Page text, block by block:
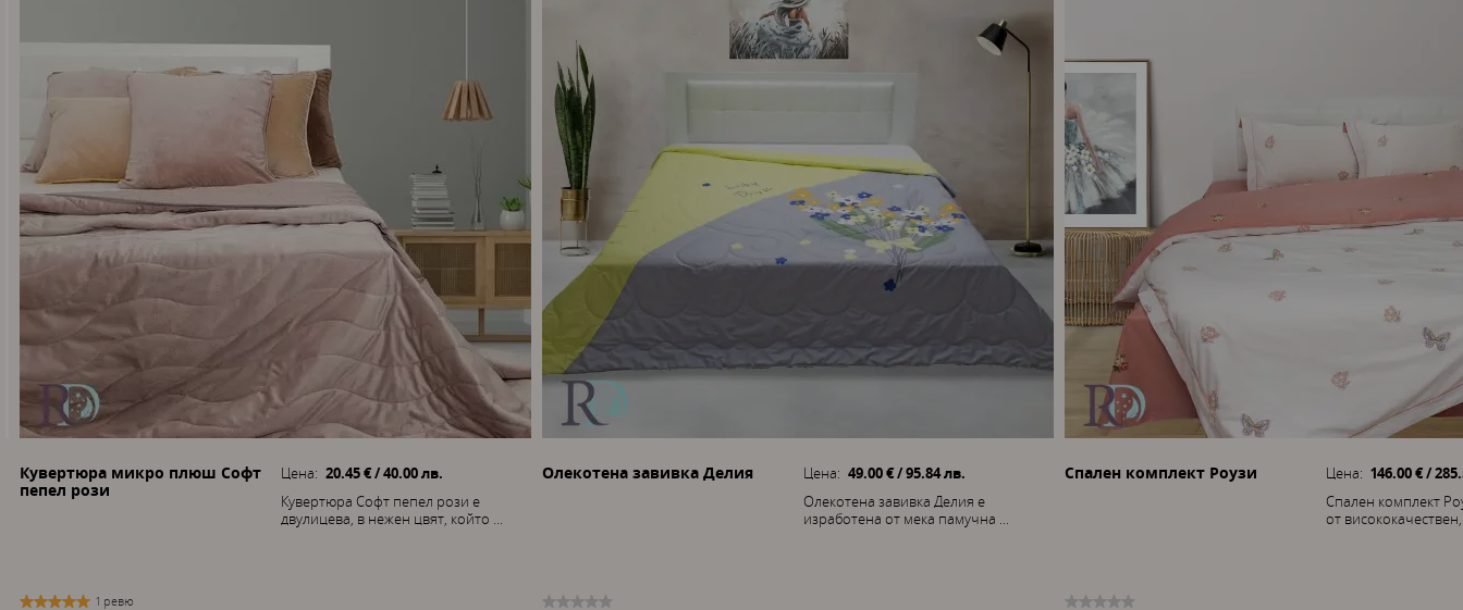
Кувертюра микро плюш Софт
пепел рози
Цена: 20.45 € / 40.00 лв.
Кувертюра Софт пепел рози е
двулицева, в нежен цвят, който ...
1 ревю
Олекотена завивка Делия Цена: 49.00 € / 95.84 лв.
Олекотена завивка Делия е
изработена от мека памучна ...
Спален комплект Роузи Цена: 146.00 € /
Спален комплект
от